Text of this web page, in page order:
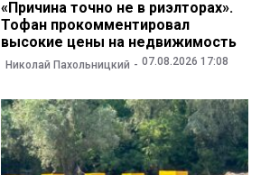
«Причина точно не в риэлторах».
Тофан прокомментировал
высокие цены на недвижимость
Николай Пахольницкий 07.08.2026 17:08